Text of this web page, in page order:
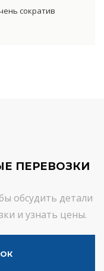
сократив
ПЕРЕВОЗКИ
обсудить детали
и узнать цены.